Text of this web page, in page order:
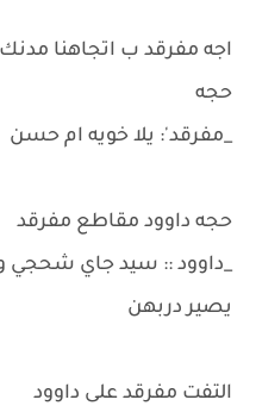
اجه مفرقد ب اتجاهنا
حجه
_مفرقد': يلا خويه ام حسن
حجه داوود مقاطع مفرقد
_داوود :: سيد جاي شحجي
يصير دربهن
التفت مفرقد على داوود